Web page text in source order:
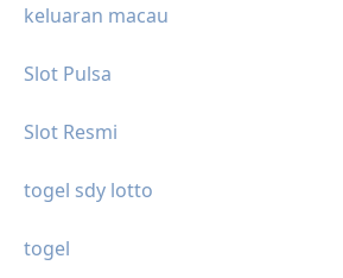
keluaran macau
Slot Pulsa
Slot Resmi
togel sdy lotto
togel